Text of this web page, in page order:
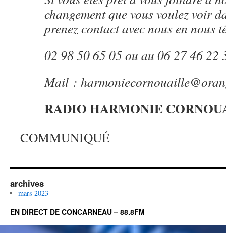
changement que vous voulez voir
prenez contact avec nous en nous
02 98 50 65 05 ou au 06 27 46 22
Mail :
RADIO HARMONIE
COMMUNIQUÉ
archives
mars 2023
EN DIRECT DE CONCARNEAU – 88.8FM